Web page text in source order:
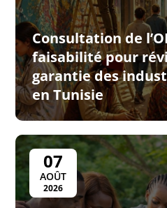
Consultation de
faisabilité pour
garantie des
en Tunisie
07
AOÛT
2026